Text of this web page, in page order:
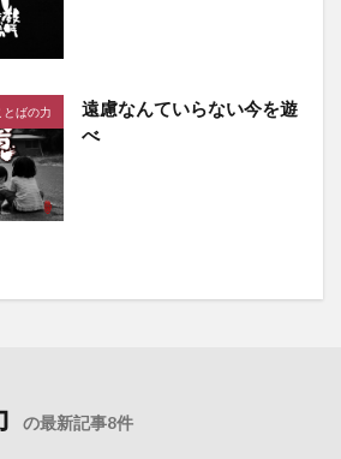
とばの力
遠慮なんていらない今を遊
べ
の最新記事8件